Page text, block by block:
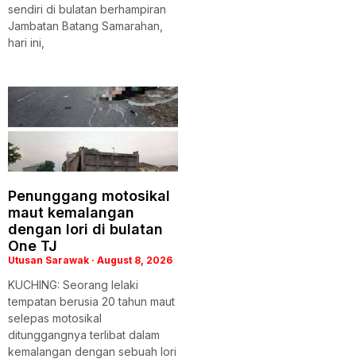
sendiri di bulatan berhampiran
Jambatan Batang Samarahan,
hari ini,
Penunggang motosikal
maut kemalangan
dengan lori di bulatan
One TJ
Utusan Sarawak August 8, 2026
KUCHING: Seorang lelaki
tempatan berusia 20 tahun maut
selepas motosikal
ditunggangnya terlibat dalam
kemalangan dengan sebuah lori